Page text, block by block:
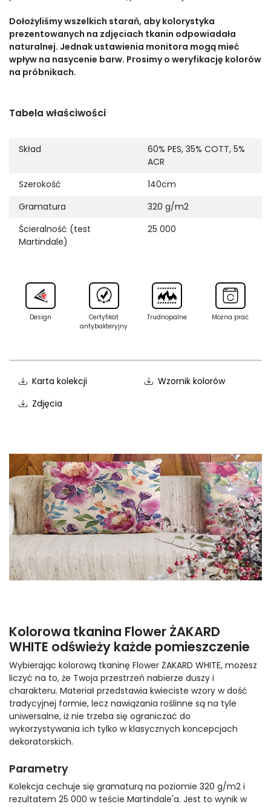
Dołożyliśmy wszelkich starań, aby kolorystyka
prezentowanych na zdjęciach tkanin odpowiadała
naturalnej. Jednak ustawienia monitora mogą mieć
wpływ na nasycenie barw. Prosimy o weryfikację kolorów
na próbnikach.
Tabela właściwości
Skład
60% PES, 35% COTT, 5%
ACR
Szerokość
140cm
Gramatura
320 g/m2
Ścieralność (test
Martindale)
25 000
Design
Certyfikat
antybakteryjny
Trudnopalne Można prać
Karta kolekcji
Wzornik kolorów
Zdjęcia
Kolorowa tkanina Flower ŻAKARD
WHITE odświeży każde pomieszczenie
Wybierając kolorową tkaninę Flower ŻAKARD WHITE, możesz
liczyć na to, że Twoja przestrzeń nabierze duszy i
charakteru. Materiał przedstawia kwieciste wzory w dość
tradycyjnej formie, lecz nawiązania roślinne są na tyle
uniwersalne, iż nie trzeba się ograniczać do
wykorzystywania ich tylko w klasycznych koncepcjach
dekoratorskich.
Parametry
Kolekcja cechuje się gramaturą na poziomie 320 g/m2 i
rezultatem 25 000 w teście Martindale'a. Jest to wynik w